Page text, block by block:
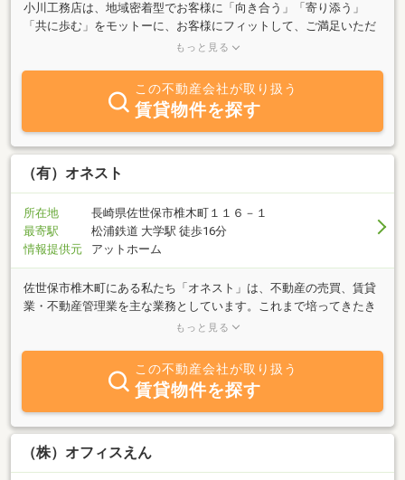
小川工務店は、地域密着型でお客様に「向き合う」「寄り添う」
「共に歩む」をモットーに、お客様にフィットして、ご満足いただ
ける物件をご紹介しております。土地・建物売買仲介、アパート・
して、新築・リフォーム・リノベーションを始めとして、グループ
会社で、土木工事、造園工事、測量など不動産にまつわる全ての仕
事をワンストップで全力で取り組んでおり、相続や贈与などの税制
面もご相談に応じている、まさに「総合不動産コンサルティング会
社」です。経験豊富で話しやすいスタッフが皆様をお待ちしており
ます。どうぞお気軽にご相談ください。
もっと見る
この不動産会社が取り扱う
賃貸物件を探す
（有）オネスト
所在地
長崎県佐世保市椎木町１１６－１
最寄駅
松浦鉄道 大学駅 徒歩16分
情報提供元
アットホーム
佐世保市椎木町にある私たち「オネスト」は、不動産の売買、賃貸
業・不動産管理業を主な業務としています。これまで培ってきたき
め細やかなサポートに加え、男性スタッフの新たな視点も加わり、
向きからファミリータイプまで、法人契約、自衛隊借上げ官舎契
約、ベース契約等様々な賃貸物件を取り扱っております。また、近
隣の長崎県立大学および長崎短期大学の学生様向けの賃貸物件も多
数ご紹介しています。お客様の大切な資産を預かる家主様には、誠
実な管理と的確なアドバイスを。そして、お部屋を探す借主様に
は、安心して新生活を始められるよう、真摯にお手伝いいたしま
もっと見る
この不動産会社が取り扱う
賃貸物件を探す
（株）オフィスえん